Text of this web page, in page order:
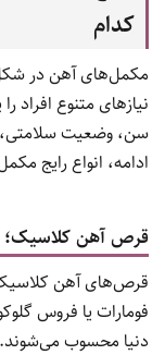
احساس گیجی و
تپش قلب
ریزش مو و
را مختل می‌کند.
تنگی نفس در
است احساس
سردی اندام‌ها
تشخیص کمبود آهن
آزمایش خون دارد،
سریع‌تر و شروع